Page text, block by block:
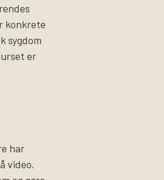
konkrete
sygdom
er
har
video.